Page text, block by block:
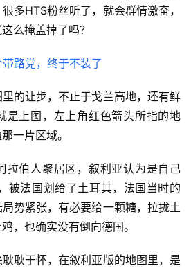
多HTS粉丝听了，就会群情激奋，
么掩盖掉了吗？
的让步，不止于戈兰高地，还有鲜
是上图，左上角红色箭头所指的地
一片区域。
拉伯人聚居区，叙利亚认为是自己
被法国划给了土耳其，法国当时的
势紧张，有必要给一颗糖，拉拢土
，也确实没有倒向德国。
耿于怀，在叙利亚版的地图里，是